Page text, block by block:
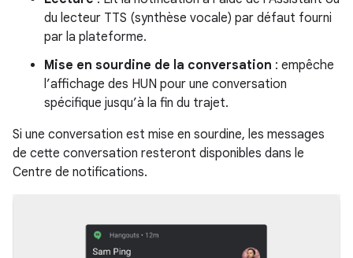
du lecteur TTS (synthèse vocale) par défaut fourni
par la plateforme.
Mise en sourdine de la conversation : empêche
l’affichage des HUN pour une conversation
spécifique jusqu’à la fin du trajet.
Si une conversation est mise en sourdine, les messages
de cette conversation resteront disponibles dans le
Centre de notifications.